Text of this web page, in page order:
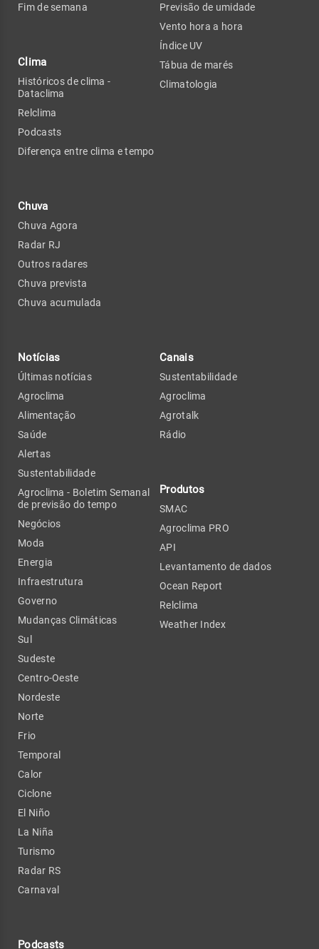
Fim de semana
Clima
Históricos de clima -
Dataclima
Relclima
Podcasts
Diferença entre clima e tempo
Chuva
Chuva Agora
Radar RJ
Outros radares
Chuva prevista
Chuva acumulada
Previsão de umidade
Vento hora a hora
Índice UV
Tábua de marés
Climatologia
Notícias
Últimas notícias
Agroclima
Alimentação
Saúde
Alertas
Sustentabilidade
Agroclima - Boletim Semanal
de previsão do tempo
Negócios
Moda
Energia
Infraestrutura
Governo
Mudanças Climáticas
Sul
Sudeste
Centro-Oeste
Nordeste
Norte
Frio
Temporal
Calor
Ciclone
El Niño
La Niña
Turismo
Radar RS
Carnaval
Podcasts
Canais
Sustentabilidade
Agroclima
Agrotalk
Rádio
Produtos
SMAC
Agroclima PRO
API
Levantamento de dados
Ocean Report
Relclima
Weather Index